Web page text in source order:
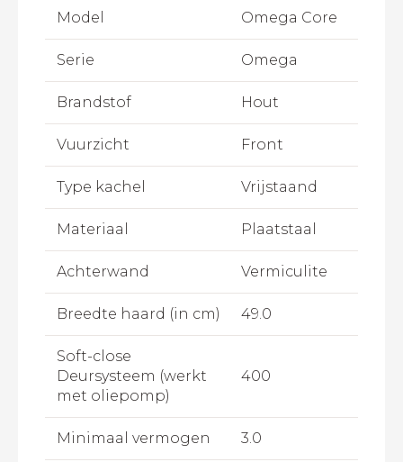
Model Omega Core
Serie Omega
Brandstof Hout
Vuurzicht Front
Type kachel Vrijstaand
Materiaal Plaatstaal
Achterwand Vermiculite
Breedte haard (in cm) 49.0
Soft-close
Deursysteem (werkt
met oliepomp)
400
Minimaal vermogen 3.0